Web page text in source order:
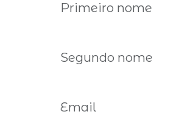
Interna destinadas